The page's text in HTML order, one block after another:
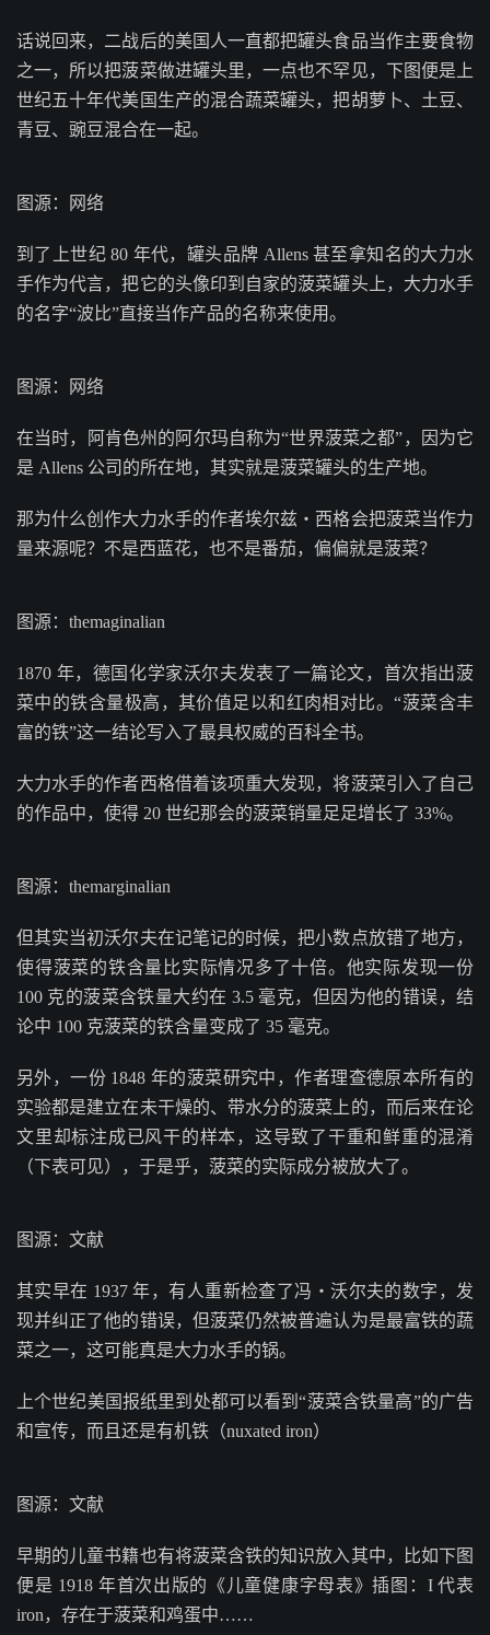
话说回来，二战后的美国人一直都把罐头食品当作主要食物
之一，所以把菠菜做进罐头里，一点也不罕见，下图便是上
世纪五十年代美国生产的混合蔬菜罐头，把胡萝卜、土豆、
青豆、豌豆混合在一起。
图源：网络
到了上世纪 80 年代，罐头品牌 Allens 甚至拿知名的大力水
手作为代言，把它的头像印到自家的菠菜罐头上，大力水手
的名字“波比”直接当作产品的名称来使用。
图源：网络
在当时，阿肯色州的阿尔玛自称为“世界菠菜之都”，因为它
是 Allens 公司的所在地，其实就是菠菜罐头的生产地。
那为什么创作大力水手的作者埃尔兹・西格会把菠菜当作力
量来源呢？不是西蓝花，也不是番茄，偏偏就是菠菜？
图源：themaginalian
1870 年，德国化学家沃尔夫发表了一篇论文，首次指出菠
菜中的铁含量极高，其价值足以和红肉相对比。“菠菜含丰
富的铁”这一结论写入了最具权威的百科全书。
大力水手的作者西格借着该项重大发现，将菠菜引入了自己
的作品中，使得 20 世纪那会的菠菜销量足足增长了 33%。
图源：themarginalian
但其实当初沃尔夫在记笔记的时候，把小数点放错了地方，
使得菠菜的铁含量比实际情况多了十倍。他实际发现一份
100 克的菠菜含铁量大约在 3.5 毫克，但因为他的错误，结
论中 100 克菠菜的铁含量变成了 35 毫克。
另外，一份 1848 年的菠菜研究中，作者理查德原本所有的
实验都是建立在未干燥的、带水分的菠菜上的，而后来在论
文里却标注成已风干的样本，这导致了干重和鲜重的混淆
（下表可见），于是乎，菠菜的实际成分被放大了。
图源：文献
其实早在 1937 年，有人重新检查了冯・沃尔夫的数字，发
现并纠正了他的错误，但菠菜仍然被普遍认为是最富铁的蔬
菜之一，这可能真是大力水手的锅。
上个世纪美国报纸里到处都可以看到“菠菜含铁量高”的广告
和宣传，而且还是有机铁（nuxated iron）
图源：文献
早期的儿童书籍也有将菠菜含铁的知识放入其中，比如下图
便是 1918 年首次出版的《儿童健康字母表》插图：I 代表
iron，存在于菠菜和鸡蛋中……